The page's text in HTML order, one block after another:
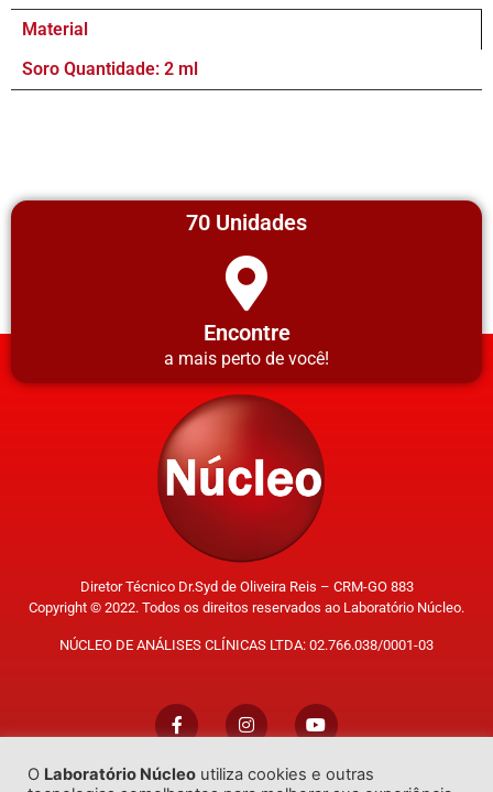
Material
Soro Quantidade: 2 ml
70 Unidades
Encontre
a mais perto de você!
Diretor Técnico Dr.Syd de Oliveira Reis – CRM-GO 883
Copyright © 2022. Todos os direitos reservados ao Laboratório Núcleo.
NÚCLEO DE ANÁLISES CLÍNICAS LTDA: 02.766.038/0001-03
Trabalhe Conosco
O Laboratório Núcleo utiliza cookies e outras